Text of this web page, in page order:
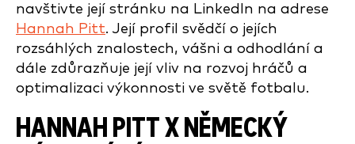
navštivte její stránku na LinkedIn na adrese
Hannah Pitt. Její profil svědčí o jejích
rozsáhlých znalostech, vášni a odhodlání a
dále zdůrazňuje její vliv na rozvoj hráčů a
optimalizaci výkonnosti ve světě fotbalu.
HANNAH PITT X NĚMECKÝ